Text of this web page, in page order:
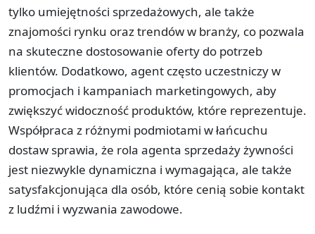
tylko umiejętności sprzedażowych, ale także
znajomości rynku oraz trendów w branży, co pozwala
na skuteczne dostosowanie oferty do potrzeb
klientów. Dodatkowo, agent często uczestniczy w
promocjach i kampaniach marketingowych, aby
zwiększyć widoczność produktów, które reprezentuje.
Współpraca z różnymi podmiotami w łańcuchu
dostaw sprawia, że rola agenta sprzedaży żywności
jest niezwykle dynamiczna i wymagająca, ale także
satysfakcjonująca dla osób, które cenią sobie kontakt
z ludźmi i wyzwania zawodowe.